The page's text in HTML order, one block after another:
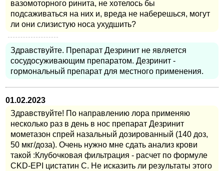
вазомоторного ринита, не хотелось бы
подсаживаться на них и, вреда не наберешься, могут
ли они слизистую носа ухудшить?
Здравствуйте. Препарат Дезринит не является
сосудосуживающим препаратом. Дезринит -
гормональный препарат для местного применения.
01.02.2023
Здравствуйте! По направлению лора применяю
несколько раз в день в нос препарат Дезринит
мометазон спрей назальный дозированный (140 доз,
50 мкг/доза). Очень нужно мне сдать анализ крови
такой :Клубочковая фильтрация - расчет по формуле
CKD-EPI цистатин С. Не исказить ли результаты этого